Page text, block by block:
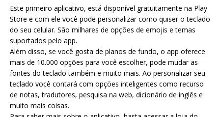
Este primeiro aplicativo, está disponível gratuitamente na Play
Store e com ele você pode personalizar como quiser o teclado
do seu celular. São milhares de opções de emojis e temas
suportados pelo app.
Além disso, se você gosta de planos de fundo, o app oferece
mais de 10.000 opções para você escolher, pode mudar as
fontes do teclado também e muito mais. Ao personalizar seu
teclado você contará com opções inteligentes como recurso
de notas, tradutores, pesquisa na web, dicionário de inglês e
muito mais coisas.